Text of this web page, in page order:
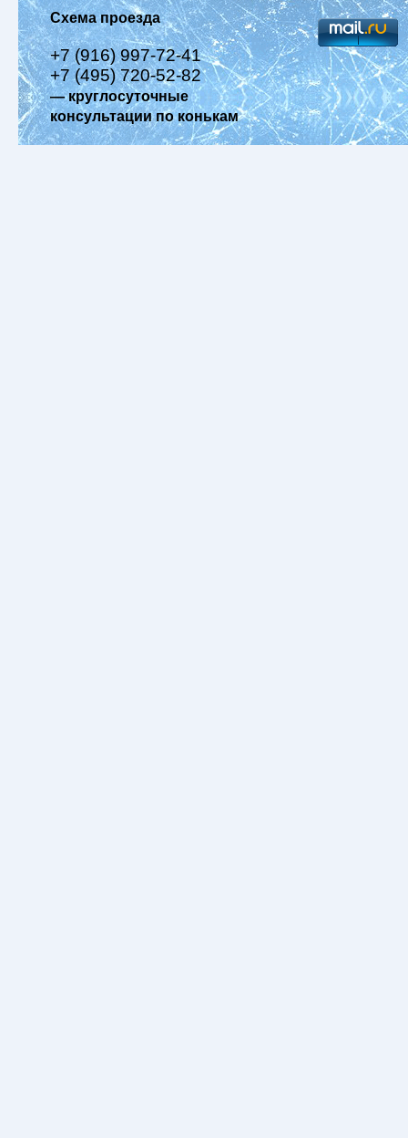
Схема проезда
+7 (916) 997-72-41
+7 (495) 720-52-82
— круглосуточные
консультации по конькам